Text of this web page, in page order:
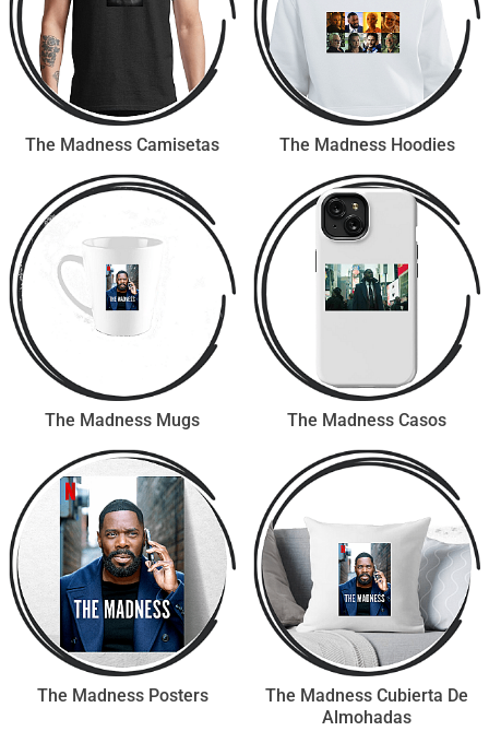
The Madness Camisetas The Madness Hoodies
The Madness Mugs The Madness Casos
The Madness Posters
The Madness Cubierta De
Almohadas